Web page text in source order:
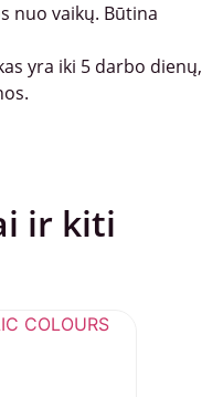
nuo vaikų. Būtina
yra iki 5 darbo dienų,
ir kiti